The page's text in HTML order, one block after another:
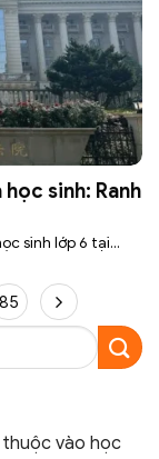
sinh: Ranh
sinh lớp 6 tại...
85
vào học